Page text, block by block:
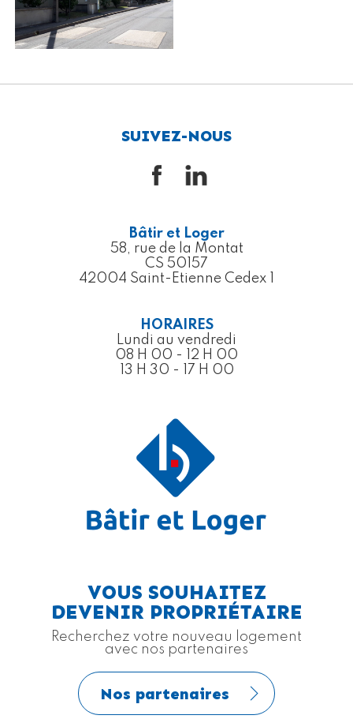
SUIVEZ-NOUS
Bâtir et Loger
58, rue de la Montat
CS 50157
42004 Saint-Etienne Cedex 1
HORAIRES
Lundi au vendredi
08 H 00 - 12 H 00
13 H 30 - 17 H 00
VOUS SOUHAITEZ
DEVENIR PROPRIÉTAIRE
Recherchez votre nouveau logement
avec nos partenaires
Nos partenaires